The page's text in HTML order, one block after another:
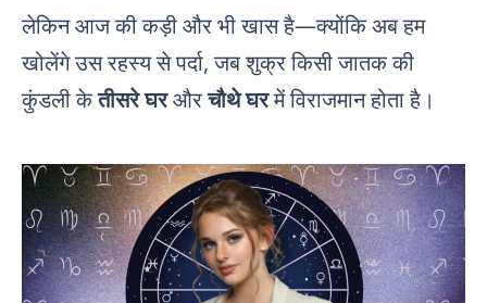
लेकिन आज की कड़ी और भी खास है—क्योंकि अब हम
खोलेंगे उस रहस्य से पर्दा, जब शुक्र किसी जातक की
कुंडली केतीसरे घरऔरचौथे घरमें विराजमान होता है।